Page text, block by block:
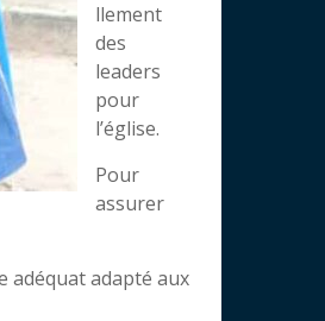
llement
des
leaders
pour
l’église.
Pour
assurer
adéquat adapté aux